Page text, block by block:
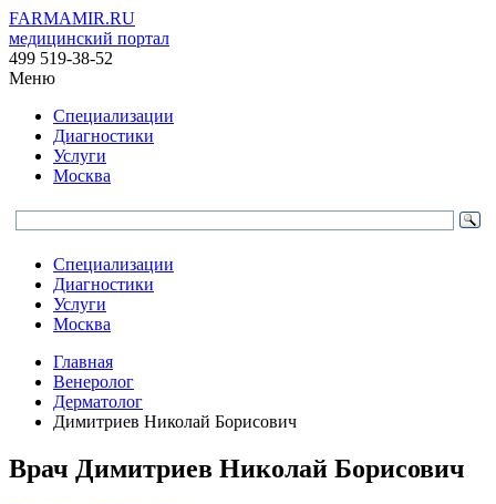
FARMAMIR.RU
медицинский портал
499 519-38-52
Меню
Специализации
Диагностики
Услуги
Москва
Специализации
Диагностики
Услуги
Москва
Главная
Венеролог
Дерматолог
Димитриев Николай Борисович
Врач Димитриев Николай Борисович